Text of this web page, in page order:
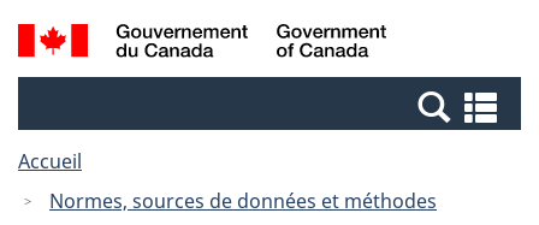
Passer
au
Passer
à
Canada
Recherche
et
et
Accueil
Normes, sources de données et méthodes